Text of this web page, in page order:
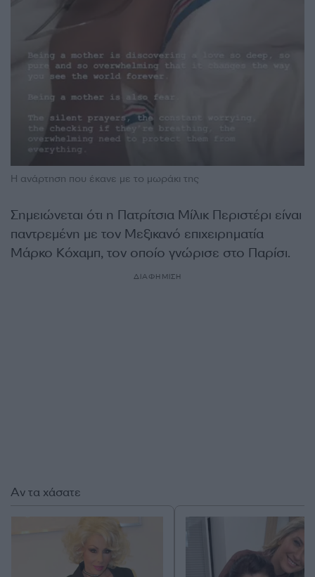
Η ανάρτηση που έκανε με το μωράκι της
Σημειώνεται ότι η Πατρίτσια Μίλικ Περιστέρι είναι
παντρεμένη με τον Μεξικανό επιχειρηματία
Μάρκο Κόχαμπ, τον οποίο γνώρισε στο Παρίσι.
ΔΙΑΦΗΜΙΣΗ
Αν τα χάσατε